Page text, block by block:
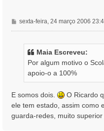
M
e
sexta-feira, 24 março 2006
Maia Escreveu:
Por algum motivo o
apoio-o a 100%
E somos dois.
O Ricardo
ele tem estado, assim como
guarda-redes, muito superior